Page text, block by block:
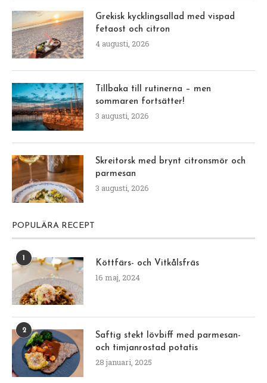
Grekisk kycklingsallad med vispad
fetaost och citron
4 augusti, 2026
Tillbaka till rutinerna – men
sommaren fortsätter!
3 augusti, 2026
Skreitorsk med brynt citronsmör och
parmesan
3 augusti, 2026
POPULÄRA RECEPT
1
Köttfärs- och Vitkålsfräs
16 maj, 2024
2
Saftig stekt lövbiff med parmesan-
och timjanrostad potatis
28 januari, 2025